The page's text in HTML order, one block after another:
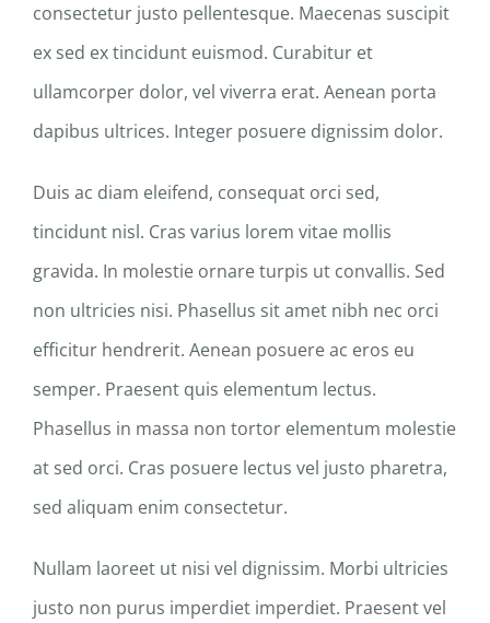
consectetur justo pellentesque. Maecenas suscipit
ex sed ex tincidunt euismod. Curabitur et
ullamcorper dolor, vel viverra erat. Aenean porta
dapibus ultrices. Integer posuere dignissim dolor.
Duis ac diam eleifend, consequat orci sed,
tincidunt nisl. Cras varius lorem vitae mollis
gravida. In molestie ornare turpis ut convallis. Sed
non ultricies nisi. Phasellus sit amet nibh nec orci
efficitur hendrerit. Aenean posuere ac eros eu
semper. Praesent quis elementum lectus.
Phasellus in massa non tortor elementum molestie
at sed orci. Cras posuere lectus vel justo pharetra,
sed aliquam enim consectetur.
Nullam laoreet ut nisi vel dignissim. Morbi ultricies
justo non purus imperdiet imperdiet. Praesent vel